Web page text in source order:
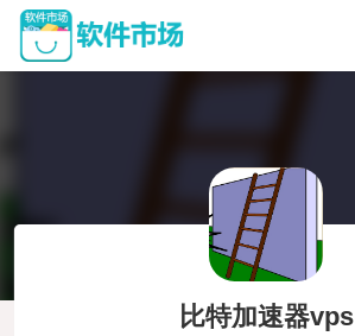
比特加速器vps